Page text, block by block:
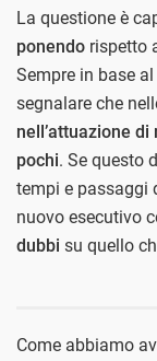
La questione è
ponendo rispetto
Sempre in base
segnalare che
nell’attuazione
pochi. Se questo
tempi e passaggi
nuovo esecutivo
dubbi su quello
Come abbiamo